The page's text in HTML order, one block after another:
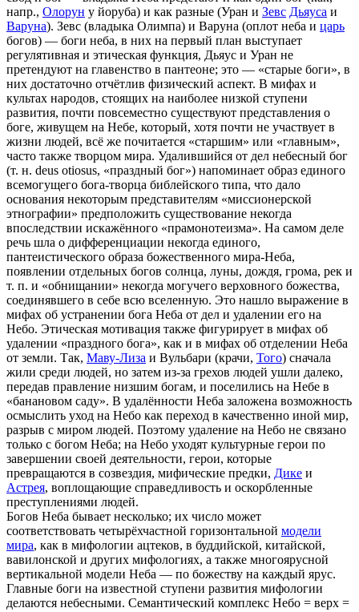
напр., Олорун у йоруба) и как разные (Уран и Зевс Дьяуса и
Варуна). Зевс (владыка Олимпа) и Варуна (оплот неба и царь
богов) — боги неба, в них на первый план выступает
регулятивная и этическая функция, Дьяус и Уран не
претендуют на главенство в пантеоне; это — «старые боги», в
них достаточно отчётлив физический аспект. В мифах и
культах народов, стоящих на наиболее низкой ступени
развития, почти повсеместно существуют представления о
боге, живущем на Небе, который, хотя почти не участвует в
жизни людей, всё же почитается «старшим» или «главным»,
часто также творцом мира. Удалившийся от дел небесный бог
(т. н. deus otiosus, «праздный бог») напоминает образ единого
всемогущего бога-творца библейского типа, что дало
основания некоторым представителям «миссионерской
этнографии» предположить существование некогда
впоследствии искажённого «прамонотеизма». На самом деле
речь шла о дифференциации некогда единого,
пантеистического образа божественного мира-Неба,
появлении отдельных богов солнца, луны, дождя, грома, рек и
т. п. и «обнищании» некогда могучего верховного божества,
соединявшего в себе всю вселенную. Это нашло выражение в
мифах об устранении бога Неба от дел и удалении его на
Небо. Этическая мотивация также фигурирует в мифах об
удалении «праздного бога», как и в мифах об отделении Неба
от земли. Так, Маву-Лиза и Вульбари (крачи, Того) сначала
жили среди людей, но затем из-за грехов людей ушли далеко,
передав правление низшим богам, и поселились на Небе в
«банановом саду». В удалённости Неба заложена возможность
осмыслить уход на Небо как переход в качественно иной мир,
разрыв с миром людей. Поэтому удаление на Небо не связано
только с богом Неба; на Небо уходят культурные герои по
завершении своей деятельности, герои, которые
превращаются в созвездия, мифические предки, Дике и
Астрея, воплощающие справедливость и оскорбленные
преступлениями людей.
Богов Неба бывает несколько; их число может
соответствовать четырёхчастной горизонтальной модели
мира, как в мифологии ацтеков, в буддийской, китайской,
вавилонской и других мифологиях, а также многоярусной
вертикальной модели Неба — по божеству на каждый ярус.
Главные боги на известной ступени развития мифологии
делаются небесными. Семантический комплекс Небо = верх =